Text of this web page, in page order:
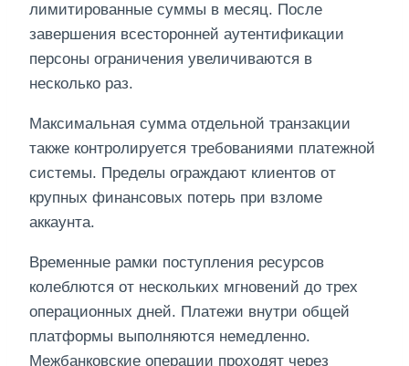
лимитированные суммы в месяц. После
завершения всесторонней аутентификации
персоны ограничения увеличиваются в
несколько раз.
Максимальная сумма отдельной транзакции
также контролируется требованиями платежной
системы. Пределы ограждают клиентов от
крупных финансовых потерь при взломе
аккаунта.
Временные рамки поступления ресурсов
колеблются от нескольких мгновений до трех
операционных дней. Платежи внутри общей
платформы выполняются немедленно.
Межбанковские операции проходят через